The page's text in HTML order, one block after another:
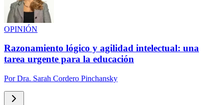
OPINIÓN
Razonamiento lógico y agilidad intelectual: una
tarea urgente para la educación
PorDra. Sarah Cordero Pinchansky